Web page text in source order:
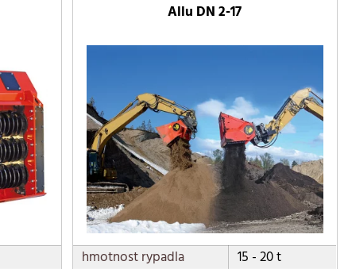
Allu DN 2-17
hmotnost rypadla
15 - 20 t